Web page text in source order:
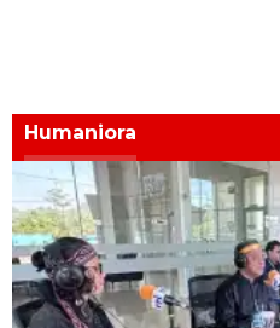
Humaniora